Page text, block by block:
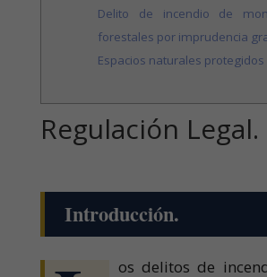
Delito de incendio de
forestales por imprudencia
Espacios naturales protegidos
Regulación Legal.
Introducción.
os delitos de